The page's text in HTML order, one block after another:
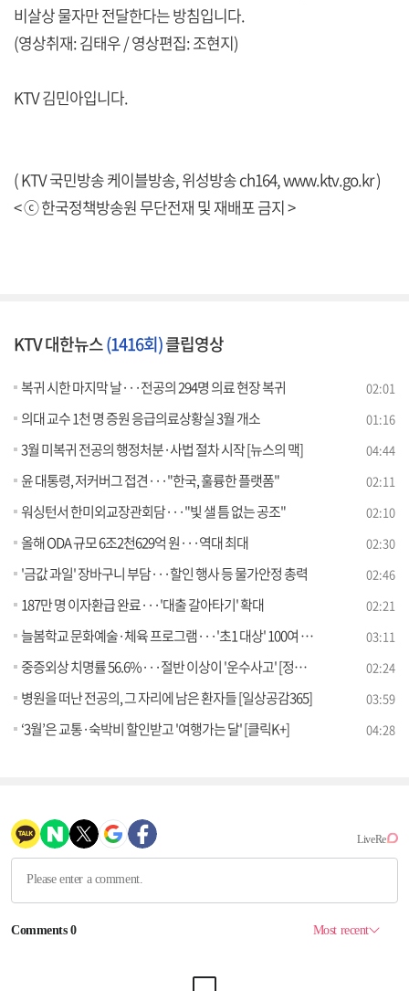
비살상 물자만 전달한다는 방침입니다.
(영상취재: 김태우 / 영상편집: 조현지)
KTV 김민아입니다.
( KTV 국민방송 케이블방송, 위성방송 ch164,www.ktv.go.kr)
< ⓒ 한국정책방송원 무단전재 및 재배포 금지 >
KTV 대한뉴스(1416회)클립영상
복귀 시한 마지막 날···전공의 294명 의료 현장 복귀 02:01
의대 교수 1천 명 증원 응급의료상황실 3월 개소 01:16
3월 미복귀 전공의 행정처분·사법 절차 시작 [뉴스의 맥] 04:44
윤 대통령, 저커버그 접견···"한국, 훌륭한 플랫폼" 02:11
워싱턴서 한미외교장관회담···"빛 샐 틈 없는 공조" 02:10
올해 ODA 규모 6조2천629억 원···역대 최대 02:30
'금값 과일' 장바구니 부담···할인 행사 등 물가안정 총력 02:46
187만 명 이자환급 완료···'대출 갈아타기' 확대 02:21
늘봄학교 문화예술·체육 프로그램···'초1 대상' 100여 종 지원 03:11
중증외상 치명률 56.6%···절반 이상이 '운수사고' [정책현장+] 02:24
병원을 떠난 전공의, 그 자리에 남은 환자들 [일상공감365] 03:59
‘3월’은 교통·숙박비 할인받고 '여행가는 달' [클릭K+] 04:28